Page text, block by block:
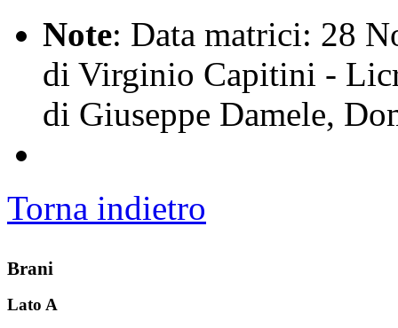
Note: Data matrici: 28
di Virginio Capitini -
di Giuseppe Damele,
Torna indietro
Brani
Lato A